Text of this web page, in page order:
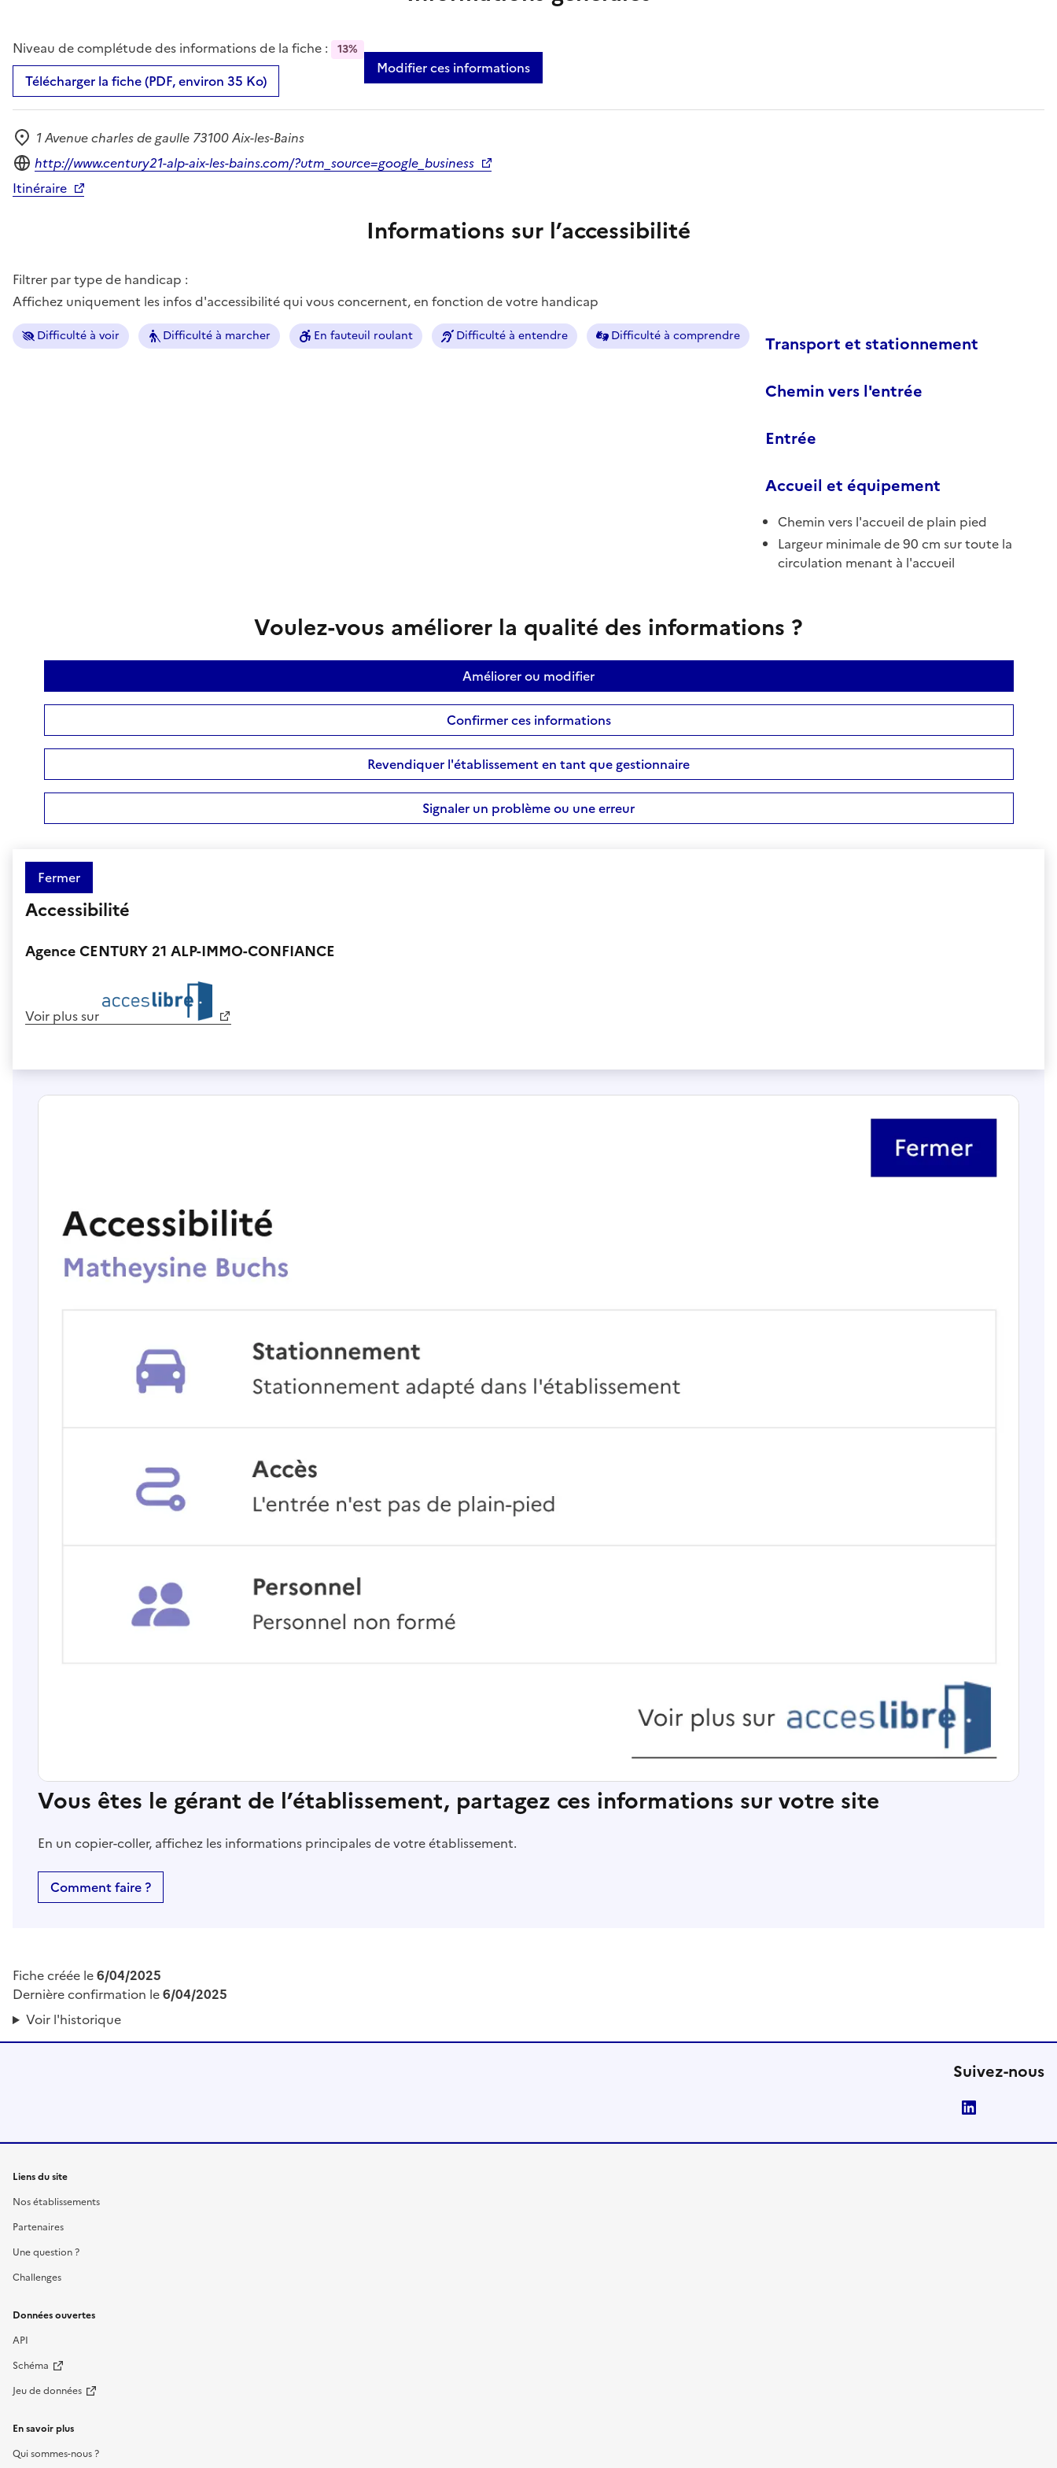
Niveau de complétude des informations de la fiche : 13%
Télécharger la fiche (PDF, environ 35 Ko)
Modifier ces informations
Adresse
1 Avenue charles de gaulle 73100 Aix-les-Bains
Site internet
http://www.century21-alp-aix-les-bains.com/?utm_source=google_business
Itinéraire
Informations sur l’accessibilité
Filtrer par type de handicap :
Affichez uniquement les infos d'accessibilité qui vous concernent, en fonction de votre handicap
Difficulté à voir Difficulté à marcher En fauteuil roulant Difficulté à entendre Difficulté à comprendre
Transport et stationnement
Chemin vers l'entrée
Entrée
Accueil et équipement
Chemin vers l'accueil de plain pied
Largeur minimale de 90 cm sur toute la
circulation menant à l'accueil
Voulez-vous améliorer la qualité des informations ?
Améliorer ou modifier
Confirmer ces informations
Revendiquer l'établissement en tant que gestionnaire
Signaler un problème ou une erreur
Fermer
Accessibilité
Agence CENTURY 21 ALP-IMMO-CONFIANCE
Voir plus sur
Vous êtes le gérant de l’établissement, partagez ces informations sur votre site
En un copier-coller, affichez les informations principales de votre établissement.
Comment faire ?
Fiche créée le6/04/2025
Dernière confirmation le6/04/2025
Voir l'historique
Suivez-nous
Liens du site
Nos établissements
Partenaires
Une question ?
Challenges
Données ouvertes
API
Schéma
Jeu de données
En savoir plus
Qui sommes-nous ?